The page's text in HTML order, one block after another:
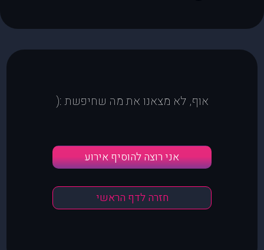
אוף, לא מצאנו את מה שחיפשת :(
אני רוצה להוסיף אירוע
חזרה לדף הראשי